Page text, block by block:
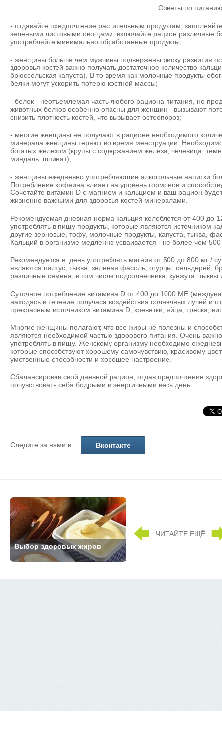
Советы по
- отдавайте предпочтение растительным продуктам;
зелеными листовыми овощами; включайте рацион различные
употребляйте минимально обработанные продукты;
- женщины больше чем мужчины подвержены риску развития
здоровья костей важно получать достаточное количество
брюссельская капуста). В то время как молочные продукты
белки могут ускорить потерю костной массы;
- белок - неотъемлемая часть любого рациона питания, но
животных белков особенно опасны для женщин - вызывают
снизить плотность костей, что вызывает остеопороз;
- многие женщины не получают в рационе необходимого
минерала женщины теряют во время менструации. Необходимо
богатых железом (крупы с содержанием железа, чечевица,
миндаль, шпинат);
- женщины ежедневно употребляющие алкогольные напитки
Потребление кофеина влияет на уровень гормонов и
Сочетайте витамин D с магнием и кальцием и ваш рацион
жизненно важными для здоровья костей минералами.
Рекомендуемая дневная норма кальция колеблется от 400 до
употреблять в пищу продукты, которые являются источником
другие зерновые, тофу, молочные продукты, капуста, тыква,
Кальций в организме медленно усваивается - не более чем 500
Рекомендуется в день употреблять магния от 500 до 800 мг /
являются палтус, тыква, зеленая фасоль, огурцы, сельдерей,
различные семена, в том числе подсолнечника, кунжута, тыквы
Суточное потребление витамина D от 400 до 1000 МЕ
находясь в течение получаса воздействия солнечных лучей и
прекрасным источником витамина D, креветки, яйца, треска,
Многие женщины полагают, что все жиры не полезны и
являются необходимой частью здорового питания. Очень
употреблять в пищу. Женскому организму необходимо
которые способствуют хорошему самочувствию, красивому
умственные способности и хорошее настроение.
Сбалансировав свой дневной рацион, отдав предпочтение
почувствовать себя бодрыми и энергичными весь день.
Следите за нами в Вконтакте
Выбор здоровых жиров
ЧИТАЙТЕ ЕЩЁ